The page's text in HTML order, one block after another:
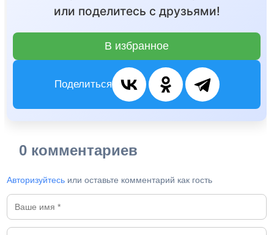
или поделитесь с друзьями!
В избранное
Поделиться
0 комментариев
Авторизуйтесь или оставьте комментарий как гость